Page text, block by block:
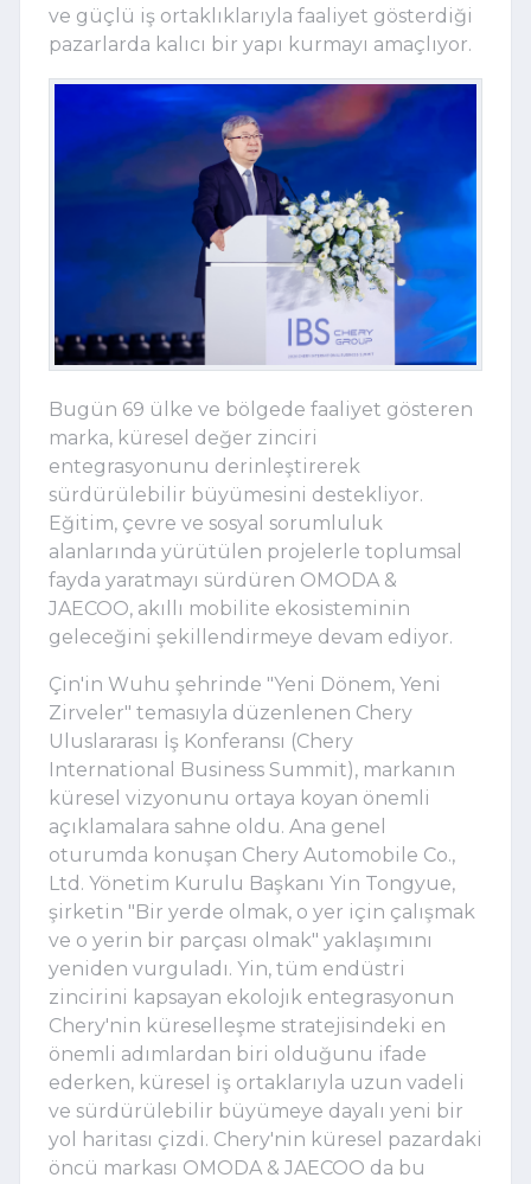
ve güçlü iş ortaklıklarıyla faaliyet gösterdiği
pazarlarda kalıcı bir yapı kurmayı amaçlıyor.
Bugün 69 ülke ve bölgede faaliyet gösteren
marka, küresel değer zinciri
entegrasyonunu derinleştirerek
sürdürülebilir büyümesini destekliyor.
Eğitim, çevre ve sosyal sorumluluk
alanlarında yürütülen projelerle toplumsal
fayda yaratmayı sürdüren OMODA &
JAECOO, akıllı mobilite ekosisteminin
geleceğini şekillendirmeye devam ediyor.
Çin'in Wuhu şehrinde "Yeni Dönem, Yeni
Zirveler" temasıyla düzenlenen Chery
Uluslararası İş Konferansı (Chery
International Business Summit), markanın
küresel vizyonunu ortaya koyan önemli
açıklamalara sahne oldu. Ana genel
oturumda konuşan Chery Automobile Co.,
Ltd. Yönetim Kurulu Başkanı Yin Tongyue,
şirketin "Bir yerde olmak, o yer için çalışmak
ve o yerin bir parçası olmak" yaklaşımını
yeniden vurguladı. Yin, tüm endüstri
zincirini kapsayan ekolojık entegrasyonun
Chery'nin küreselleşme stratejisindeki en
önemli adımlardan biri olduğunu ifade
ederken, küresel iş ortaklarıyla uzun vadeli
ve sürdürülebilir büyümeye dayalı yeni bir
yol haritası çizdi. Chery'nin küresel pazardaki
öncü markası OMODA & JAECOO da bu